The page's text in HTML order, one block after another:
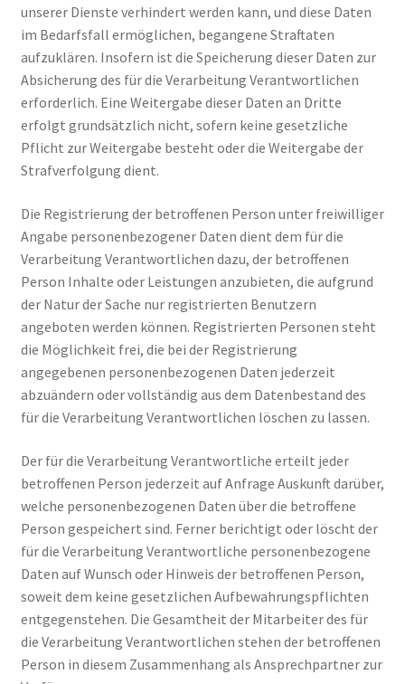
unserer Dienste verhindert werden kann, und diese Daten
im Bedarfsfall ermöglichen, begangene Straftaten
aufzuklären. Insofern ist die Speicherung dieser Daten zur
Absicherung des für die Verarbeitung Verantwortlichen
erforderlich. Eine Weitergabe dieser Daten an Dritte
erfolgt grundsätzlich nicht, sofern keine gesetzliche
Pflicht zur Weitergabe besteht oder die Weitergabe der
Strafverfolgung dient.
Die Registrierung der betroffenen Person unter freiwilliger
Angabe personenbezogener Daten dient dem für die
Verarbeitung Verantwortlichen dazu, der betroffenen
Person Inhalte oder Leistungen anzubieten, die aufgrund
der Natur der Sache nur registrierten Benutzern
angeboten werden können. Registrierten Personen steht
die Möglichkeit frei, die bei der Registrierung
angegebenen personenbezogenen Daten jederzeit
abzuändern oder vollständig aus dem Datenbestand des
für die Verarbeitung Verantwortlichen löschen zu lassen.
Der für die Verarbeitung Verantwortliche erteilt jeder
betroffenen Person jederzeit auf Anfrage Auskunft darüber,
welche personenbezogenen Daten über die betroffene
Person gespeichert sind. Ferner berichtigt oder löscht der
für die Verarbeitung Verantwortliche personenbezogene
Daten auf Wunsch oder Hinweis der betroffenen Person,
soweit dem keine gesetzlichen Aufbewahrungspflichten
entgegenstehen. Die Gesamtheit der Mitarbeiter des für
die Verarbeitung Verantwortlichen stehen der betroffenen
Person in diesem Zusammenhang als Ansprechpartner zur